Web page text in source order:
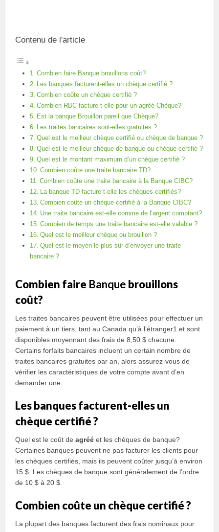
Contenu de l'article
Combien faire Banque brouillons coût?
Les banques facturent-elles un chèque certifié ?
Combien coûte un chèque certifié ?
Combien RBC facture-t-elle pour un agréé Chèque?
Est la banque Brouillon pareil que Chèque?
Les traites bancaires sont-elles gratuites ?
Quel est le meilleur chèque certifié ou chèque de banque ?
Quel est le meilleur chèque de banque ou chèque certifié ?
Quel est le montant maximum d’un chèque certifié ?
Combien coûte une traite bancaire TD?
Combien coûte une traite bancaire à la Banque CIBC?
La banque TD facture-t-elle les chèques certifiés?
Combien coûte un chèque certifié à la Banque CIBC?
Une traite bancaire est-elle comme de l’argent comptant?
Combien de temps une traite bancaire est-elle valable ?
Quel est le meilleur chèque ou brouillon ?
Quel est le moyen le plus sûr d’envoyer une traite
bancaire ?
Combien faire Banque brouillons
coût?
Les traites bancaires peuvent être utilisées pour effectuer un
paiement à un tiers, tant au Canada qu’à l’étranger1 et sont
disponibles moyennant des frais de 8,50 $ chacune.
Certains forfaits bancaires incluent un certain nombre de
traites bancaires gratuites par an, alors assurez-vous de
vérifier les caractéristiques de votre compte avant d’en
demander une.
Les banques facturent-elles un
chèque certifié ?
Quel est le coût deagréé et les chèques de banque?
Certaines banques peuvent ne pas facturer les clients pour
les chèques certifiés, mais ils peuvent coûter jusqu’à environ
15 $. Les chèques de banque sont généralement de l’ordre
de 10 $ à 20 $.
Combien coûte un chèque certifié ?
La plupart des banques facturent des frais nominaux pour